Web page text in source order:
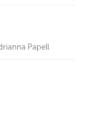
Papell